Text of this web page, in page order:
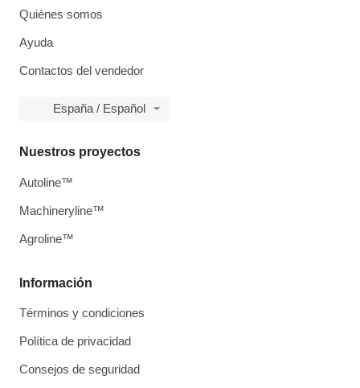
Quiénes somos
Ayuda
Contactos del vendedor
España / Español
Información
Términos y condiciones
Política de privacidad
Consejos de seguridad
Nuestros proyectos
Autoline™
Machineryline™
Agroline™